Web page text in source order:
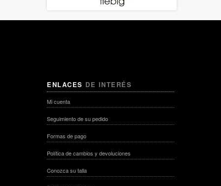
ENLACES DE INTERÉS
Mi cuenta
Seguimiento de su pedido
Formas de pago
Política de cambios y devoluciones
Conozca su talla